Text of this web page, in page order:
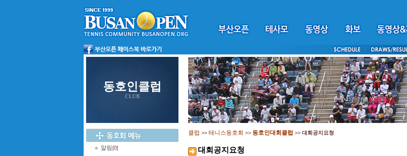
동호인클럽
CLUB
알림[0]
클럽 >> 테니스동호회 >> 동호인대회클럽 >> 대회공지요청
대회공지요청